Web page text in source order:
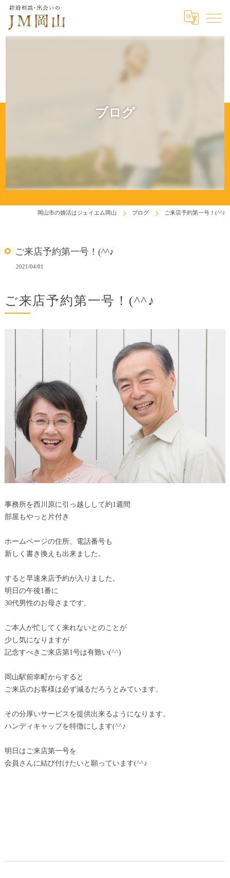
ブログ
岡山市の婚活はジェイエム岡山 ブログ ご来店予約第一号！(^^♪
ご来店予約第一号！(^^♪
2021/04/01
ご来店予約第一号！(^^♪
事務所を西川原に引っ越しして約1週間
部屋もやっと片付き
ホームページの住所、電話番号も
新しく書き換えも出来ました。
すると早速来店予約が入りました。
明日の午後1番に
30代男性のお母さまです。
ご本人が忙してく来れないとのことが
少し気になりますが
記念すべきご来店第1号は有難い(^^)
岡山駅前幸町からすると
ご来店のお客様は必ず減るだろうとみています。
その分厚いサービスを提供出来るようになります。
ハンディキャップを特徴にします(^^♪
明日はご来店第一号を
会員さんに結び付けたいと願っています(^^♪